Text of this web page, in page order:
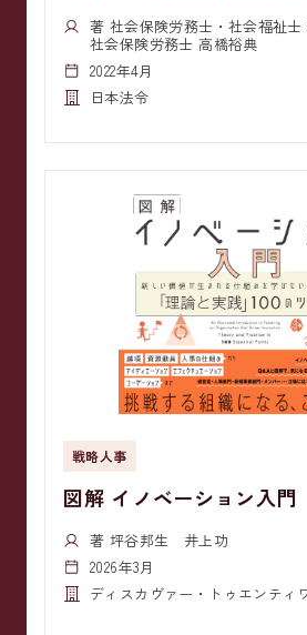
著 社会保険労務士・社会福祉
社会保険労務士 高橋裕典
2022年4月
日本法令
戦略人事
図解 イノベーション入門
著 坪谷邦生 井上功
2026年3月
ディスカヴァー・トゥエンティ